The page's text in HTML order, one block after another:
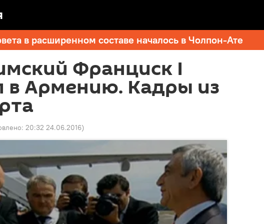
в расширенном составе началось в Чолпон-Ате
Франциск I
в Армению. Кадры из
20:32 24.06.2016)